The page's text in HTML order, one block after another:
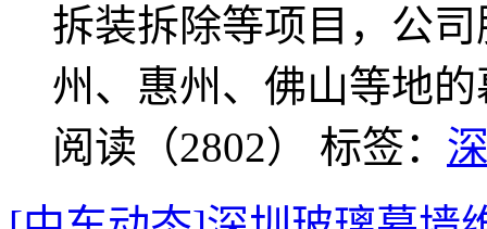
拆装拆除等项目，公
州、惠州、佛山等地
阅读（2802） 标签：